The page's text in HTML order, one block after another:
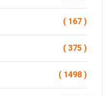
( 167 )
( 375 )
( 1498 )